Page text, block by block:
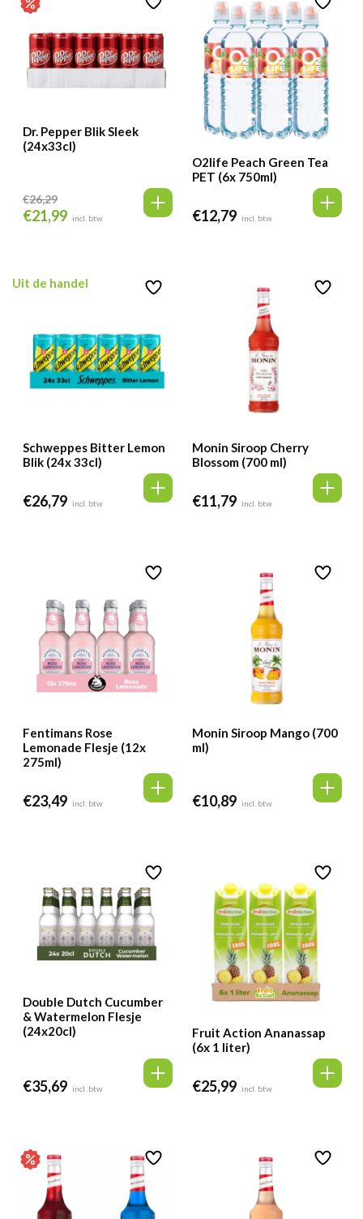
Dr. Pepper Blik Sleek
(24x33cl)
€26,29
Oorspronkelijke
€26,29.
€21,99 Huidige
€21,99.
incl. btw
O2life Peach Green Tea
PET (6x 750ml)
€12,79 incl. btw
Uit de handel
Schweppes Bitter Lemon
Blik (24x 33cl)
€26,79 incl. btw
Monin Siroop Cherry
Blossom (700 ml)
€11,79 incl. btw
Fentimans Rose
Lemonade Flesje (12x
275ml)
€23,49 incl. btw
Monin Siroop Mango (700
ml)
€10,89 incl. btw
Double Dutch Cucumber
& Watermelon Flesje
(24x20cl)
€35,69 incl. btw
Fruit Action Ananassap
(6x 1 liter)
€25,99 incl. btw